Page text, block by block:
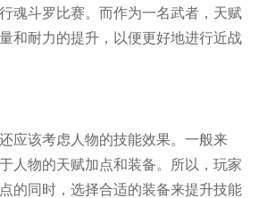
魂斗罗比赛。而作为一名武者，天赋
和耐力的提升，以便更好地进行近战
应该考虑人物的技能效果。一般来
人物的天赋加点和装备。所以，玩家
的同时，选择合适的装备来提升技能